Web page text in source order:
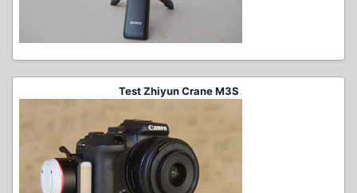
Test Zhiyun Crane M3S